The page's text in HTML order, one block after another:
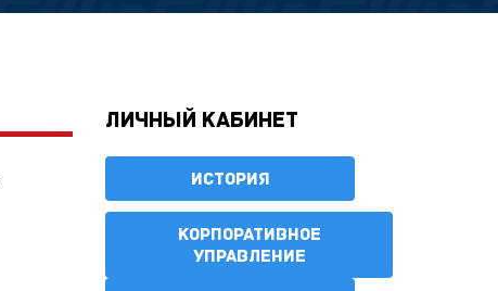
Личный кабинет
ИСТОРИЯ
КОРПОРАТИВНОЕ
УПРАВЛЕНИЕ